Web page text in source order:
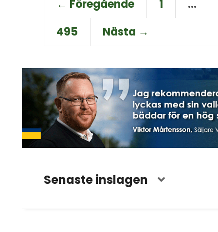
← Föregående 1
…
495
Nästa →
Senaste inslagen